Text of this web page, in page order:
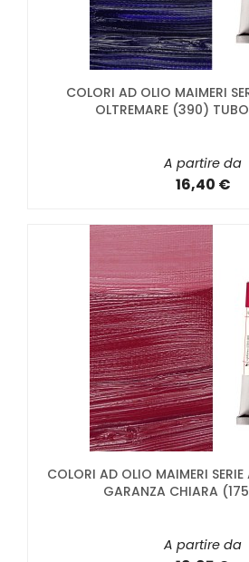
COLORI AD OLIO MAIMERI
OLTREMARE (390)
A partire da
16,40 €
COLORI AD OLIO MAIMERI
GARANZA CHIARA
A partire da